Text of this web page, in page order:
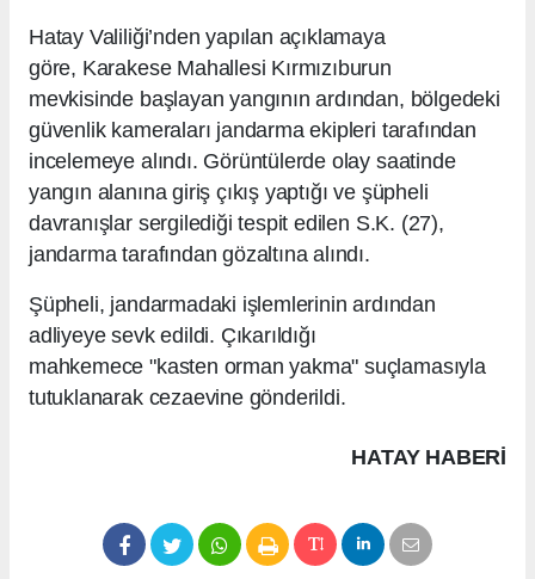
Hatay Valiliği’nden yapılan açıklamaya
göre, Karakese Mahallesi Kırmızıburun
mevkisinde başlayan yangının ardından, bölgedeki
güvenlik kameraları jandarma ekipleri tarafından
incelemeye alındı. Görüntülerde olay saatinde
yangın alanına giriş çıkış yaptığı ve şüpheli
davranışlar sergilediği tespit edilen S.K. (27),
jandarma tarafından gözaltına alındı.
Şüpheli, jandarmadaki işlemlerinin ardından
adliyeye sevk edildi. Çıkarıldığı
mahkemece "kasten orman yakma" suçlamasıyla
tutuklanarak cezaevine gönderildi.
HATAY HABERİ